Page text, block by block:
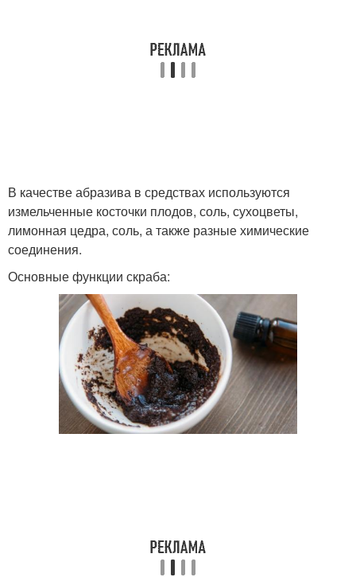
В качестве абразива в средствах используются
измельченные косточки плодов, соль, сухоцветы,
лимонная цедра, соль, а также разные химические
соединения.
Основные функции скраба: